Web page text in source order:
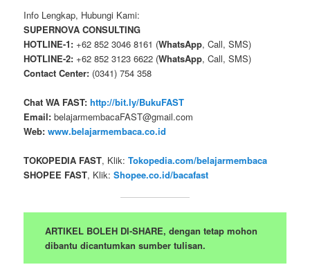
Info Lengkap, Hubungi Kami:
SUPERNOVA CONSULTING
HOTLINE-1: +62 852 3046 8161 (WhatsApp, Call, SMS)
HOTLINE-2: +62 852 3123 6622 (WhatsApp, Call, SMS)
Contact Center: (0341) 754 358
Chat WA FAST: http://bit.ly/BukuFAST
Email: belajarmembacaFAST@gmail.com
Web: www.belajarmembaca.co.id
TOKOPEDIA FAST, Klik:Tokopedia.com/belajarmembaca
SHOPEE FAST, Klik:Shopee.co.id/bacafast
ARTIKEL BOLEH DI-SHARE, dengan tetap mohon
dibantu dicantumkan sumber tulisan.